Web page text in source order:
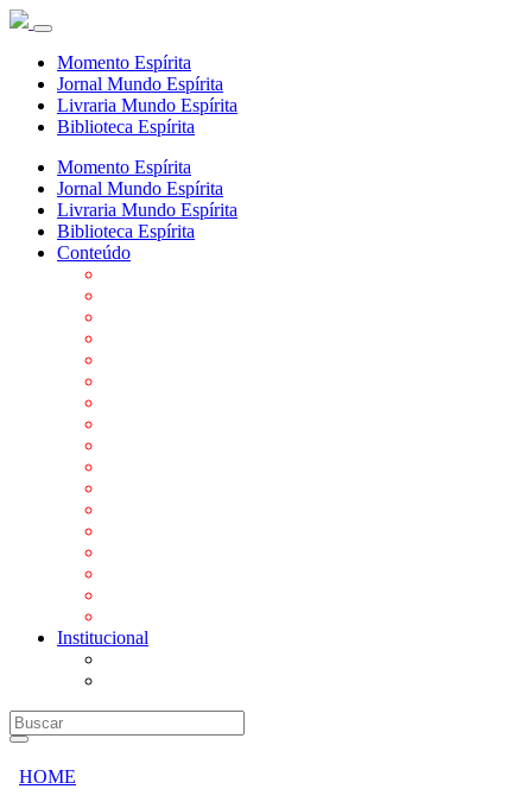
Momento Espírita
Jornal Mundo Espírita
Livraria Mundo Espírita
Biblioteca Espírita
Momento Espírita
Jornal Mundo Espírita
Livraria Mundo Espírita
Biblioteca Espírita
Conteúdo
Institucional
HOME